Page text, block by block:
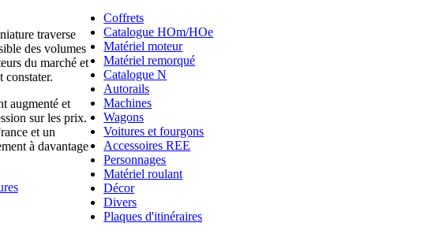
traverse
des volumes
du marché et
constater.
augmenté et
sur les prix.
et un
à davantage
Coffrets
Catalogue HOm/HOe
Matériel moteur
Matériel remorqué
Catalogue N
Autorails
Machines
Wagons
Voitures et fourgons
Accessoires REE
Personnages
Matériel roulant
Décor
Divers
Plaques d'itinéraires